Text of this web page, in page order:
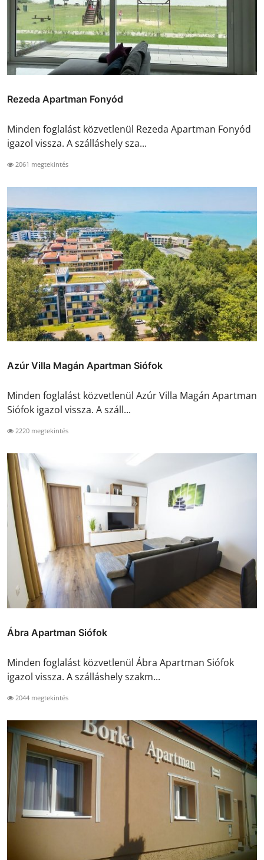
Rezeda Apartman Fonyód
Minden foglalást közvetlenül Rezeda Apartman Fonyód
igazol vissza. A szálláshely sza...
2061 megtekintés
Azúr Villa Magán Apartman Siófok
Minden foglalást közvetlenül Azúr Villa Magán Apartman
Siófok igazol vissza. A száll...
2220 megtekintés
Ábra Apartman Siófok
Minden foglalást közvetlenül Ábra Apartman Siófok
igazol vissza. A szálláshely szakm...
2044 megtekintés